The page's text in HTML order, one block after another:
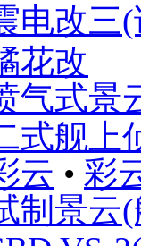
电改三
花改
气式景
式舰上
云 • 彩
制景云